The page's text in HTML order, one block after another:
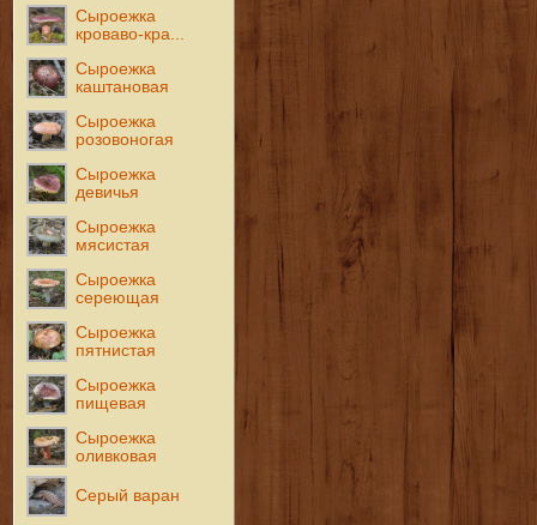
Сыроежка
кроваво-кра...
Сыроежка
каштановая
Сыроежка
розовоногая
Сыроежка
девичья
Сыроежка
мясистая
Сыроежка
сереющая
Сыроежка
пятнистая
Сыроежка
пищевая
Сыроежка
оливковая
Серый варан